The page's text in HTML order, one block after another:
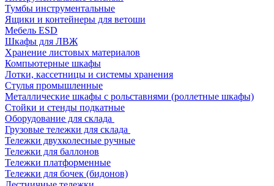
Тумбы инструментальные
Ящики и контейнеры для ветоши
Мебель ESD
Шкафы для ЛВЖ
Хранение листовых материалов
Компьютерные шкафы
Лотки, кассетницы и системы хранения
Стулья промышленные
Металлические шкафы с рольставнями (роллетные шкафы)
Стойки и стенды подкатные
Оборудование для склада
Грузовые тележки для склада
Тележки двухколесные ручные
Тележки для баллонов
Тележки платформенные
Тележки для бочек (бидонов)